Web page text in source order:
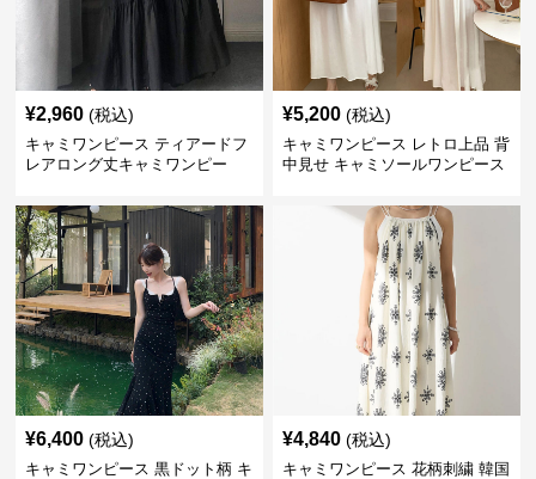
¥2,960 (税込)
キャミワンピース ティアードフ
レアロング丈キャミワンピー
¥5,200 (税込)
キャミワンピース レトロ上品 背
中見せ キャミソールワンピース
¥6,400 (税込)
キャミワンピース 黒ドット柄 キ
¥4,840 (税込)
キャミワンピース 花柄刺繍 韓国